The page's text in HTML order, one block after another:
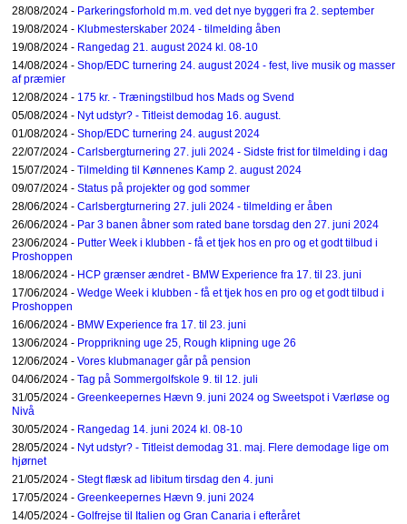
28/08/2024 - Parkeringsforhold m.m. ved det nye byggeri fra 2. september
19/08/2024 - Klubmesterskaber 2024 - tilmelding åben
19/08/2024 - Rangedag 21. august 2024 kl. 08-10
14/08/2024 - Shop/EDC turnering 24. august 2024 - fest, live musik og masser
af præmier
12/08/2024 - 175 kr. - Træningstilbud hos Mads og Svend
05/08/2024 - Nyt udstyr? - Titleist demodag 16. august.
01/08/2024 - Shop/EDC turnering 24. august 2024
22/07/2024 - Carlsbergturnering 27. juli 2024 - Sidste frist for tilmelding i dag
15/07/2024 - Tilmelding til Kønnenes Kamp 2. august 2024
09/07/2024 - Status på projekter og god sommer
28/06/2024 - Carlsbergturnering 27. juli 2024 - tilmelding er åben
26/06/2024 - Par 3 banen åbner som rated bane torsdag den 27. juni 2024
23/06/2024 - Putter Week i klubben - få et tjek hos en pro og et godt tilbud i
Proshoppen
18/06/2024 - HCP grænser ændret - BMW Experience fra 17. til 23. juni
17/06/2024 - Wedge Week i klubben - få et tjek hos en pro og et godt tilbud i
Proshoppen
16/06/2024 - BMW Experience fra 17. til 23. juni
13/06/2024 - Propprikning uge 25, Rough klipning uge 26
12/06/2024 - Vores klubmanager går på pension
04/06/2024 - Tag på Sommergolfskole 9. til 12. juli
31/05/2024 - Greenkeepernes Hævn 9. juni 2024 og Sweetspot i Værløse og
Nivå
30/05/2024 - Rangedag 14. juni 2024 kl. 08-10
28/05/2024 - Nyt udstyr? - Titleist demodag 31. maj. Flere demodage lige om
hjørnet
21/05/2024 - Stegt flæsk ad libitum tirsdag den 4. juni
17/05/2024 - Greenkeepernes Hævn 9. juni 2024
14/05/2024 - Golfrejse til Italien og Gran Canaria i efteråret